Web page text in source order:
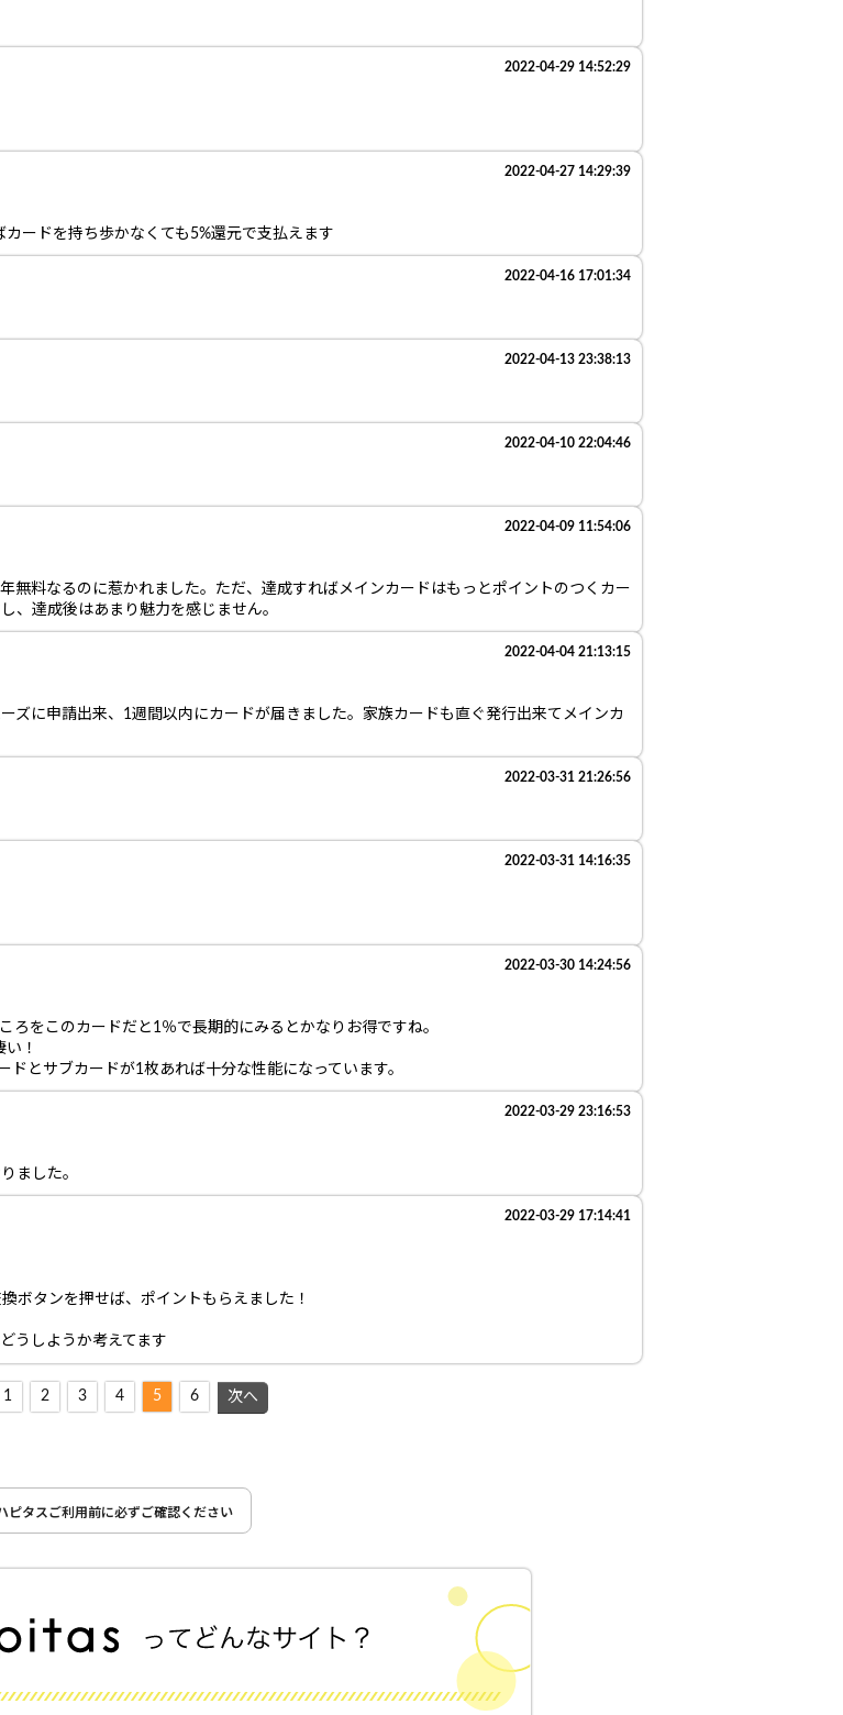
2022-04-29 14:52:29
2022-04-27 14:29:39
ードを持ち歩かなくても5%還元で支払えます
2022-04-16 17:01:34
2022-04-13 23:38:13
2022-04-10 22:04:46
2022-04-09 11:54:06
無料なるのに惹かれました。ただ、達成すればメインカードはもっとポイントのつくカー
、達成後はあまり魅力を感じません。
2022-04-04 21:13:15
ズに申請出来、1週間以内にカードが届きました。家族カードも直ぐ発行出来てメインカ
2022-03-31 21:26:56
2022-03-31 14:16:35
2022-03-30 14:24:56
をこのカードだと1％で長期的にみるとかなりお得ですね。
！
とサブカードが1枚あれば十分な性能になっています。
2022-03-29 23:16:53
ました。
2022-03-29 17:14:41
ボタンを押せば、ポイントもらえました！
うしようか考えてます
1 2 3 4 5 6 次へ
ピタスご利用前に必ずご確認ください